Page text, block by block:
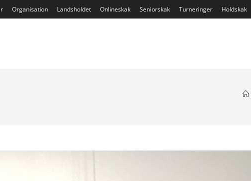
Organisation Landsholdet Onlineskak Seniorskak Turneringer Holdskak